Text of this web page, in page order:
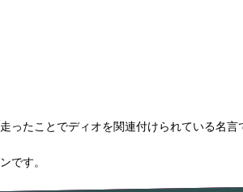
ったことでディオを関連付けられている名言
です。